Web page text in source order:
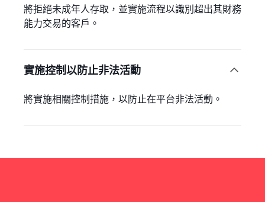
將拒絕未成年人存取，並實施流程以識別超出其財務
能力交易的客戶。
實施控制以防止非法活動 
將實施相關控制措施，以防止在平台非法活動。